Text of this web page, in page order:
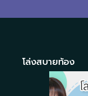
โล่งสบายท้อง